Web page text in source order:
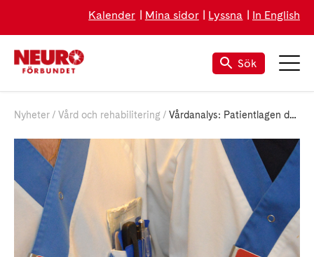
Kalender Mina sidor Lyssna In English
Sök
Nyheter Vård och rehabilitering Vårdanalys: Patientlagen duger inte